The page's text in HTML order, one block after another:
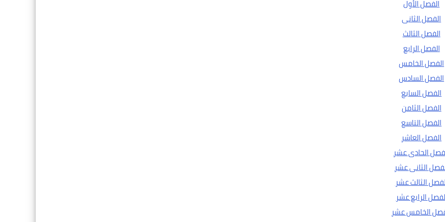
الفصل الأول
الفصل الثانى
الفصل الثالث
الفصل الرابع
الفصل الخامس
الفصل السادس
الفصل السابع
الفصل الثامن
الفصل التاسع
الفصل العاشر
الحادى عشر
الثانى عشر
الثالث عشر
الرابع عشر
الخامس عشر